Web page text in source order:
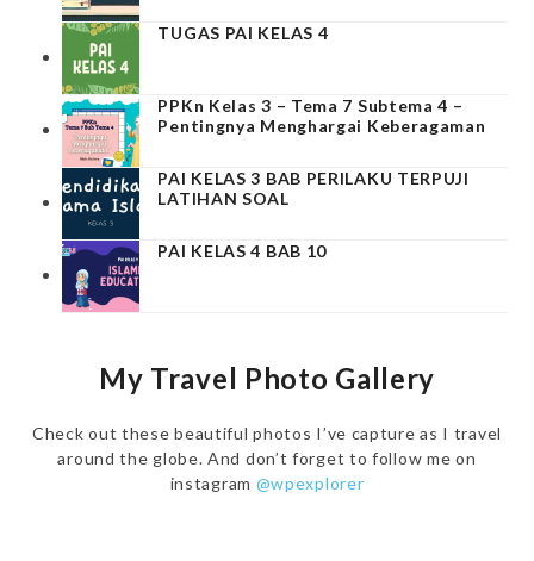
TUGAS PAI KELAS 4
PPKn Kelas 3 – Tema 7 Subtema 4 –
Pentingnya Menghargai Keberagaman
PAI KELAS 3 BAB PERILAKU TERPUJI
LATIHAN SOAL
PAI KELAS 4 BAB 10
My Travel Photo Gallery
Check out these beautiful photos I’ve capture as I travel
around the globe. And don’t forget to follow me on
instagram @wpexplorer